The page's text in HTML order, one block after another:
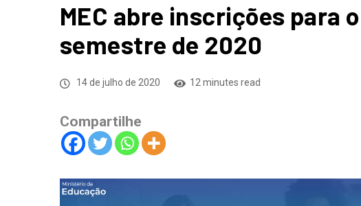
MEC abre inscrições para
semestre de 2020
14 de julho de 2020 12 minutes read
Compartilhe